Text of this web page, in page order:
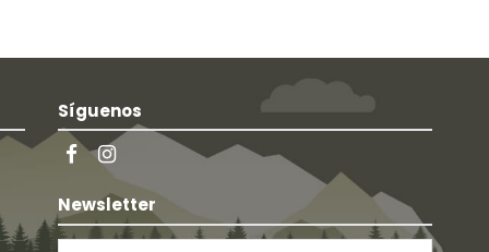
Síguenos
Newsletter